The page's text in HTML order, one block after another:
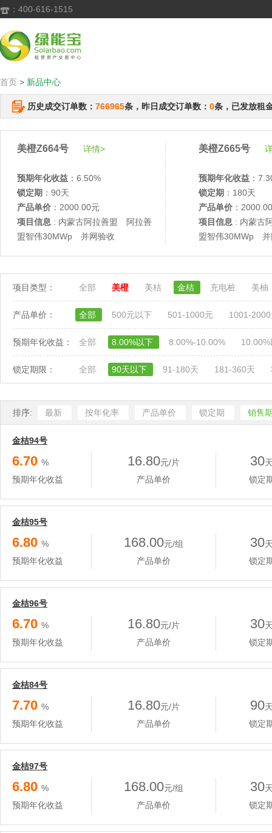
 ：400-616-1515
首页 > 新品中心
历史成交订单数： 766965条，昨日成交订单数： 0条，已发放租
美橙Z664号 详情>
预期年化收益 ：6.50%
锁定期 ：90天
产品单价 ：2000.00元
项目信息 : 内蒙古阿拉善盟 阿拉善
盟智伟30MWp 并网验收
美橙Z665号
预期年化收益 ：
锁定期 ：180天
产品单价 ：
项目信息 : 内蒙古
盟智伟30MWp 并
项目类型： 全部 美橙 美桔 金桔 充电桩 美柚
产品单价： 全部 500元以下 501-1000元 1001-
预期年化收益： 全部 8.00%以下 8.00%-10.00%
锁定期限： 全部 90天以下 91-180天 181-360天
排序: 最新 按年化率 产品单价 锁定期 销售
金桔94号
6.70 %
预期年化收益
16.80元/片
产品单价
30
锁定
金桔95号
6.80 %
预期年化收益
168.00元/组
产品单价
30
锁定
金桔96号
6.70 %
预期年化收益
16.80元/片
产品单价
30
锁定
金桔84号
7.70 %
预期年化收益
16.80元/片
产品单价
90
锁定
金桔97号
6.80 %
预期年化收益
168.00元/组
产品单价
30
锁定